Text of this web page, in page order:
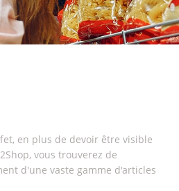
en plus de devoir être visible
vous trouverez de
d'une vaste gamme d'articles